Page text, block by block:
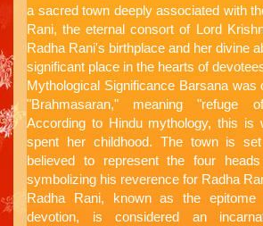
a sacred town deeply associated with
Rani, the eternal consort of Lord
Radha Rani's birthplace and her divine
significant place in the hearts of
Mythological Significance Barsana was
"Brahmasaran," meaning "refuge
According to Hindu mythology, this is
spent her childhood. The town is
believed to represent the four
symbolizing his reverence for Radha
Radha Rani, known as the
devotion, is considered an